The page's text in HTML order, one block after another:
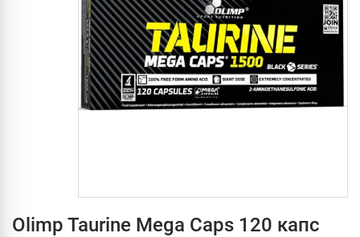
Olimp Taurine Mega Caps 120 капс